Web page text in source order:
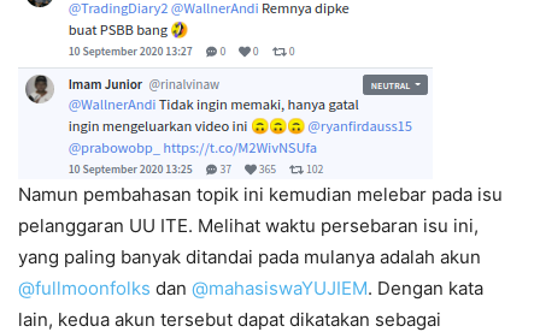
Namun pembahasan topik ini kemudian melebar pada isu
pelanggaran UU ITE. Melihat waktu persebaran isu ini,
yang paling banyak ditandai pada mulanya adalah akun
@fullmoonfolks dan @mahasiswaYUJIEM. Dengan kata
lain, kedua akun tersebut dapat dikatakan sebagai